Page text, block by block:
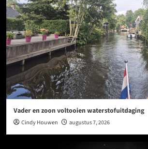
Vader en zoon voltooien waterstofuitdaging
Cindy Houwen augustus 7, 2026